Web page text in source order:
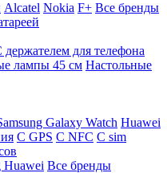
Alcatel Nokia F+ Все бренды
держателем для телефона
лампы 45 см Настольные
Galaxy Watch Huawei
C GPS C NFC C sim
Huawei Все бренды